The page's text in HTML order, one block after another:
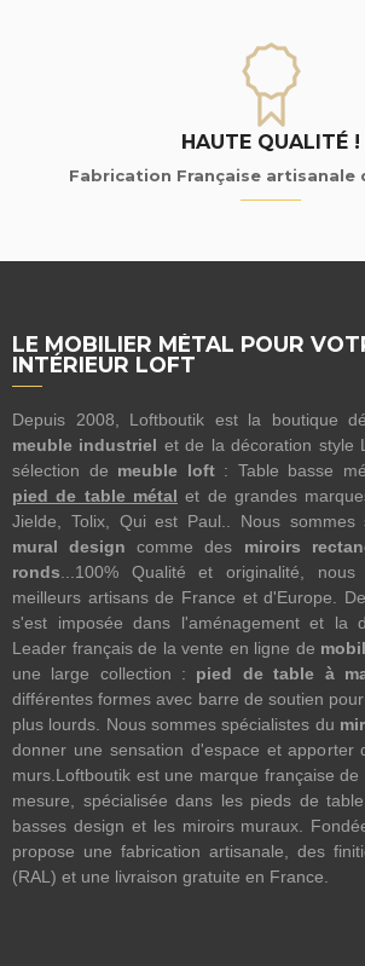
HAUTE QUALITÉ !
Fabrication Française artisanale
LE MOBILIER MÉTAL POUR
INTÉRIEUR LOFT
Depuis 2008, Loftboutik est la boutique
meuble industriel et de la décoration style
sélection de meuble loft: Table basse
pied de table métal et de grandes
Jielde, Tolix, Qui est Paul.. Nous sommes
mural design comme des miroirs
ronds ...100% Qualité et originalité,
meilleurs artisans de France et d'Europe.
s'est imposée dans l'aménagement et la
Leader français de la vente en ligne de
une large collection : pied de table à
différentes formes avec barre de soutien
plus lourds. Nous sommes spécialistes du
donner une sensation d'espace et apporter
murs.Loftboutik est une marque française
mesure, spécialisée dans les pieds de
basses design et les miroirs muraux.
propose une fabrication artisanale, des
(RAL) et une livraison gratuite en France.